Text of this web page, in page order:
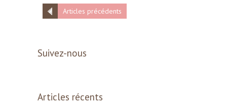
Articles précédents
Suivez-nous
Articles récents